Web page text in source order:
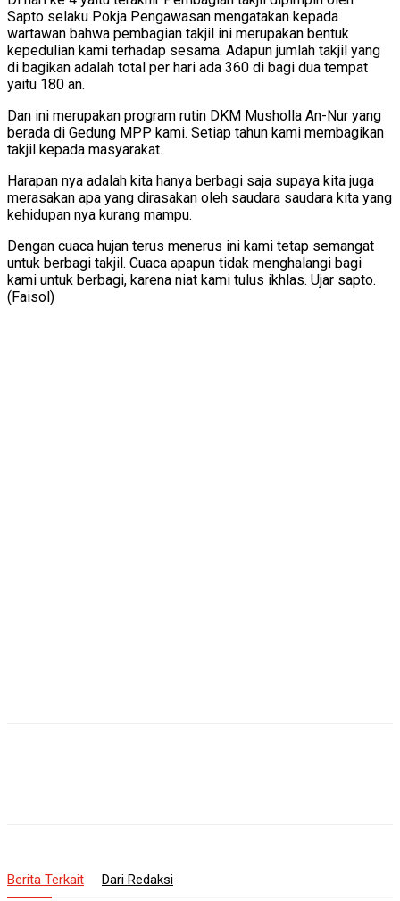
Sapto selaku Pokja Pengawasan mengatakan kepada
wartawan bahwa pembagian takjil ini merupakan bentuk
kepedulian kami terhadap sesama. Adapun jumlah takjil yang
di bagikan adalah total per hari ada 360 di bagi dua tempat
yaitu 180 an.
Dan ini merupakan program rutin DKM Musholla An-Nur yang
berada di Gedung MPP kami. Setiap tahun kami membagikan
takjil kepada masyarakat.
Harapan nya adalah kita hanya berbagi saja supaya kita juga
merasakan apa yang dirasakan oleh saudara saudara kita yang
kehidupan nya kurang mampu.
Dengan cuaca hujan terus menerus ini kami tetap semangat
untuk berbagi takjil. Cuaca apapun tidak menghalangi bagi
kami untuk berbagi, karena niat kami tulus ikhlas. Ujar sapto.
(Faisol)
Berita Terkait Dari Redaksi